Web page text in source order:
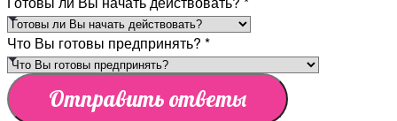
Что Вы готовы предпринять? *
Отправить ответы